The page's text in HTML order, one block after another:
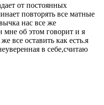
от постоянных
повторять все матные
нас все же
мне об этом говорит и я
все оставить как есть.я
в себе,считаю